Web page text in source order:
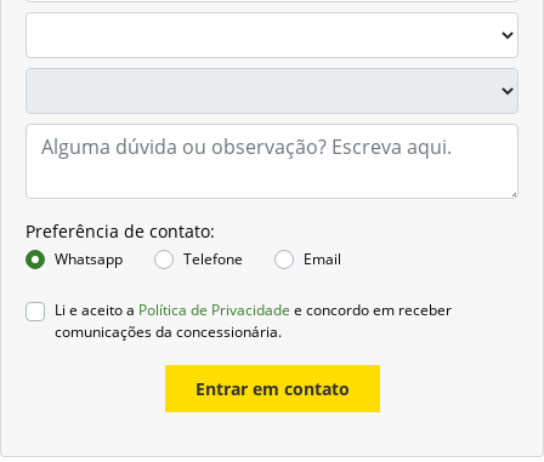
Preferência de contato:
Whatsapp Telefone Email
Li e aceito a Política de Privacidade e concordo em receber
comunicações da concessionária.
Entrar em contato